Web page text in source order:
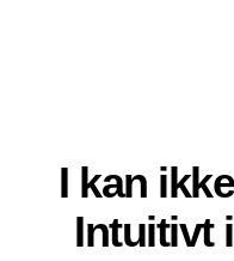
I kan
Intuitivt